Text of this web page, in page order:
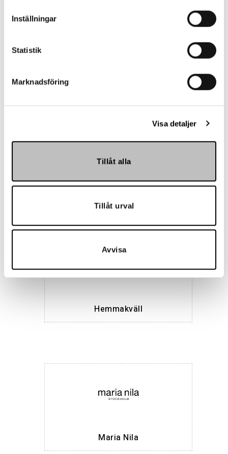
Inställningar
Statistik
Marknadsföring
Visa detaljer
Tillåt alla
Tillåt urval
Avvisa
Referenser
Landskrona BoIS
Hemmakväll
Maria Nila